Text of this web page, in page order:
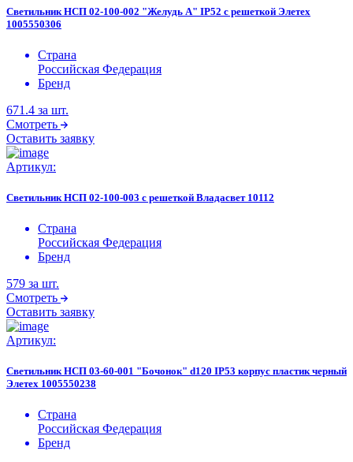
Светильник НСП 02-100-002 "Желудь А" IP52 с решеткой Элетех
1005550306
Страна
Российская Федерация
Бренд
671.4 за шт.
Смотреть
Оставить заявку
Артикул:
Светильник НСП 02-100-003 с решеткой Владасвет 10112
Страна
Российская Федерация
Бренд
579 за шт.
Смотреть
Оставить заявку
Артикул:
Светильник НСП 03-60-001 "Бочонок" d120 IP53 корпус пластик черный
Элетех 1005550238
Страна
Российская Федерация
Бренд